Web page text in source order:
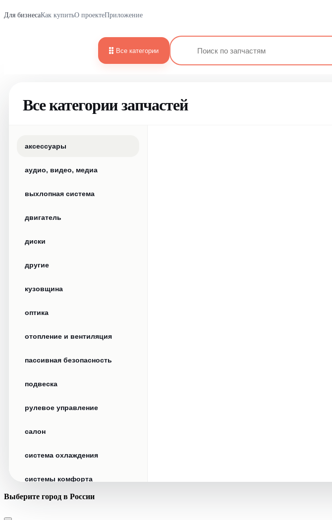
Для бизнесаКак купитьО проектеПриложение
Все категории
Все категории запчастей
аксессуары
аудио, видео, медиа
выхлопная система
двигатель
диски
другие
кузовщина
оптика
отопление и вентиляция
пассивная безопасность
подвеска
рулевое управление
салон
система охлаждения
системы комфорта
стекла
Выберите город в России